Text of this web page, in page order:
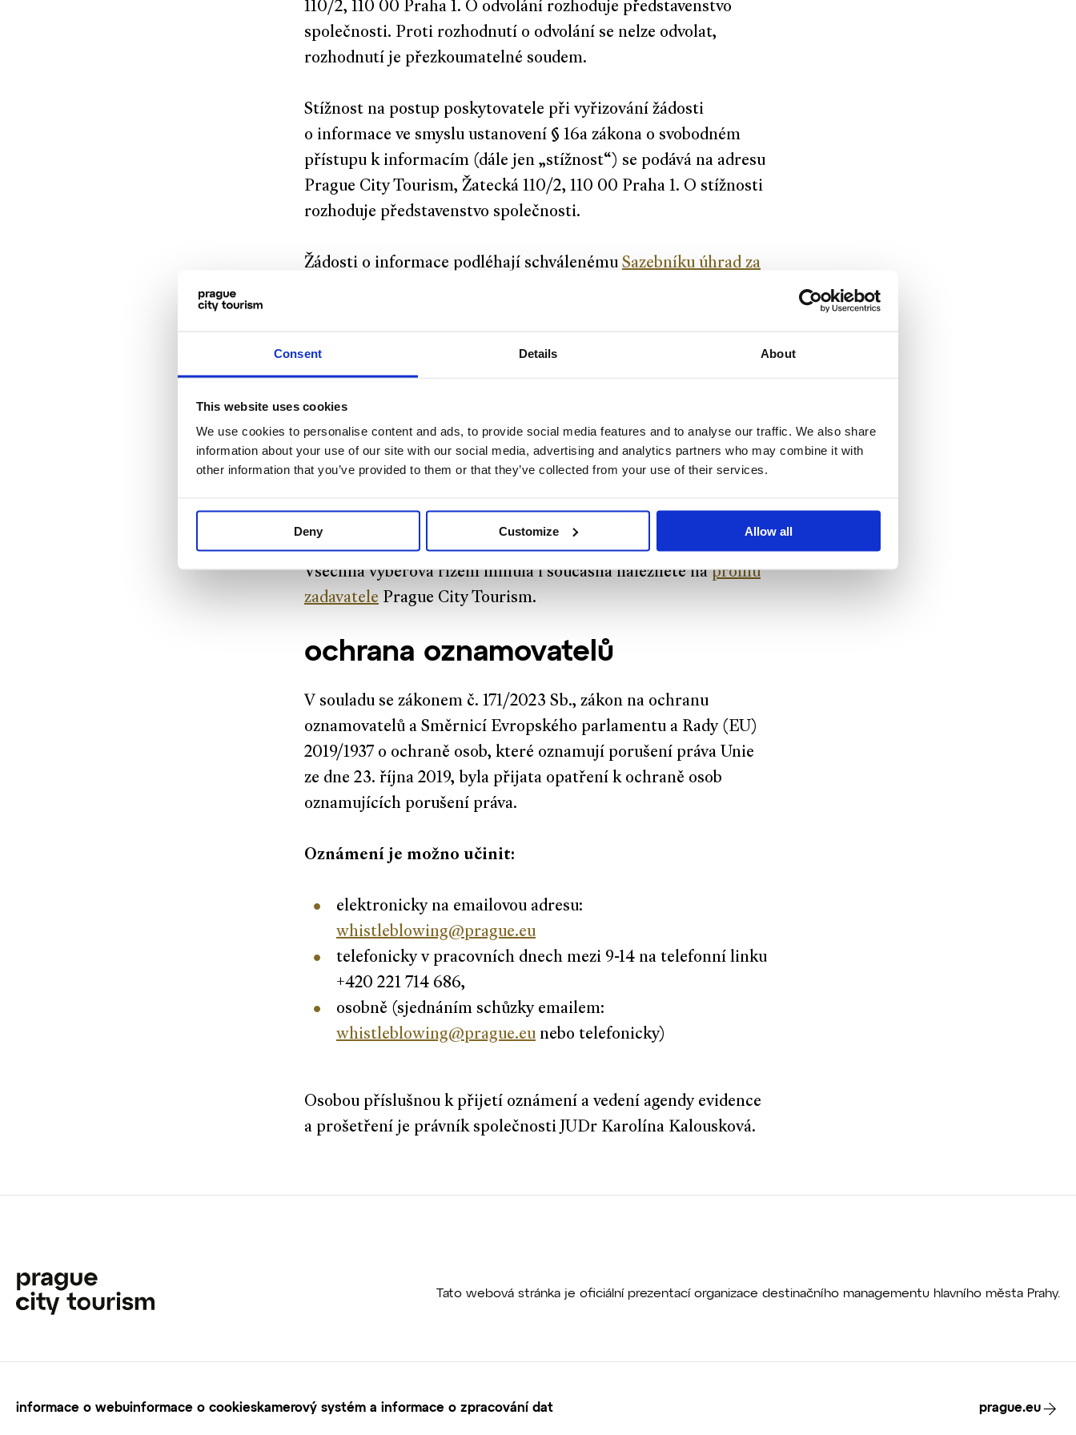
Consent Details About
This website uses cookies
We use cookies to personalise content and ads, to provide social media features and to analyse our traffic. We also share
information about your use of our site with our social media, advertising and analytics partners who may combine it with
other information that you’ve provided to them or that they’ve collected from your use of their services.
Deny Customize Allow all
110/2, 110 00 Praha 1. O odvolání rozhoduje představenstvo
společnosti. Proti rozhodnutí o odvolání se nelze odvolat,
rozhodnutí je přezkoumatelné soudem.
Stížnost na postup poskytovatele při vyřizování žádosti
o informace ve smyslu ustanovení § 16a zákona o svobodném
přístupu k informacím (dále jen „stížnost“) se podává na adresu
Prague City Tourism, Žatecká 110/2, 110 00 Praha 1. O stížnosti
rozhoduje představenstvo společnosti.
Žádosti o informace podléhají schválenému Sazebníku úhrad za
dříve poskytnuté informace
Výroční zprávy podle § 18 odst. 1 zákona č. 106/1999 Sb.
naleznete v sekcivýroční zprávy
výběrová řízení
Všechna výběrová řízení minulá i současná naleznete naprofilu
zadavatele Prague City Tourism.
ochrana oznamovatelů
V souladu se zákonem č. 171/2023 Sb., zákon na ochranu
oznamovatelů a Směrnicí Evropského parlamentu a Rady (EU)
2019/1937 o ochraně osob, které oznamují porušení práva Unie
ze dne 23. října 2019, byla přijata opatření k ochraně osob
oznamujících porušení práva.
Oznámení je možno učinit:
elektronicky na emailovou adresu:
whistleblowing@prague.eu
telefonicky v pracovních dnech mezi 9-14 na telefonní linku
+420 221 714 686,
osobně (sjednáním schůzky emailem:
whistleblowing@prague.eu nebo telefonicky)
Osobou příslušnou k přijetí oznámení a vedení agendy evidence
a prošetření je právník společnosti JUDr Karolína Kalousková.
Tato webová stránka je oficiální prezentací organizace destinačního managementu hlavního města Prahy.
informace o webuinformace o cookieskamerový systém a informace o zpracování dat prague.eu